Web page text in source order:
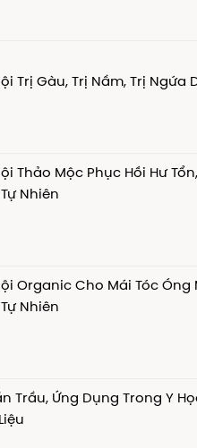
Trị Gàu, Trị Nầm, Trị Ngứa
Thảo Mộc Phục Hồi Hư
Nhiên
Organic Cho Mái Tóc Óng
Nhiên
Trầu, Ứng Dụng Trong Y